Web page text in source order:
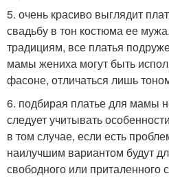
5. очень красиво выглядит
свадьбу в тон костюма ее
традициям, все платья
мамы жениха могут быть
фасоне, отличаться лишь
6. подбирая платье для мамы
следует учитывать
в том случае, если есть
наилучшим вариантом будут
свободного или приталенного